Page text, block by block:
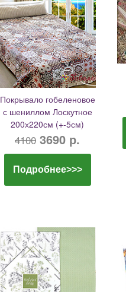
Покрывало гобеленовое
с шениллом Лоскутное
200х220см (+-5см)
4100 3690 р.
Подробнее>>>